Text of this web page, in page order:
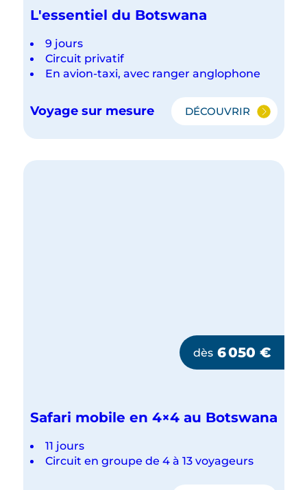
L'essentiel du Botswana
9 jours
Circuit privatif
En avion-taxi, avec ranger anglophone
Voyage sur mesure DÉCOUVRIR
L'ESSENTIEL
dès 6 050 €
Safari mobile en 4×4 au Botswana
11 jours
Circuit en groupe de 4 à 13 voyageurs